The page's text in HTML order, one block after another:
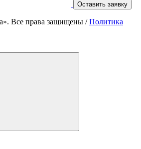
Оставить заявку
Все права защищены / Политика